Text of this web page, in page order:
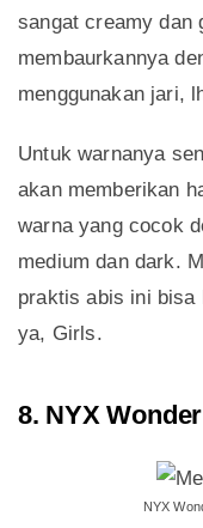
sangat creamy dan
membaurkannya
menggunakan jari,
Untuk warnanya
akan memberikan
warna yang cocok
medium dan dark.
praktis abis ini bisa
ya, Girls.
8. NYX
NYX